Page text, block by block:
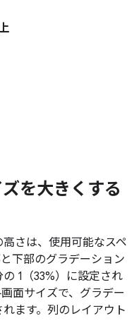
を大きくする
さは、使用可能なスペ
下部のグラデーション
1（33%）に設定され
面サイズで、グラデー
ます。列のレイアウト